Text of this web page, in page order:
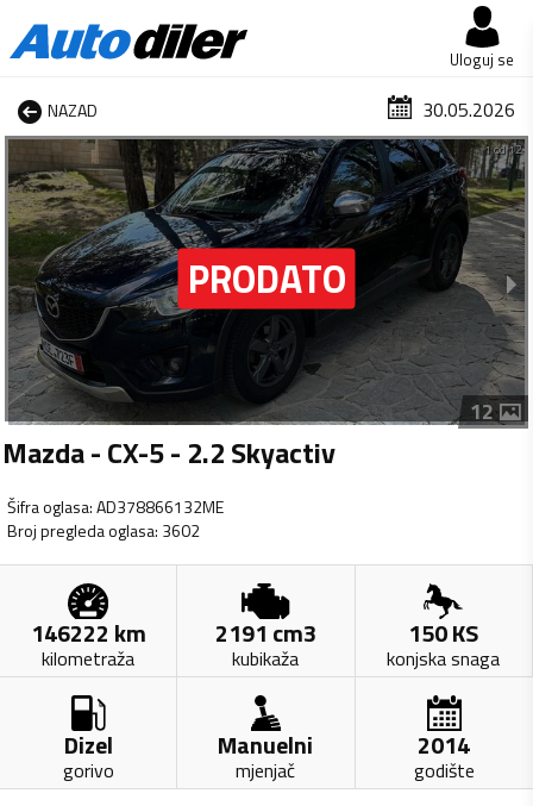
Uloguj se
NAZAD 30.05.2026
1 od 12
12
Mazda - CX-5 - 2.2 Skyactiv
Šifra oglasa:AD378866132ME
Broj pregleda oglasa: 3602
146222 km
kilometraža
2191 cm3
kubikaža
150KS
konjska snaga
Dizel
gorivo
Manuelni
mjenjač
2014
godište